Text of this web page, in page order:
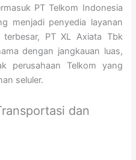
PT Telkom Indonesia
menjadi penyedia layanan
PT XL Axiata Tbk
dengan jangkauan luas,
perusahaan Telkom yang
seluler.
dan